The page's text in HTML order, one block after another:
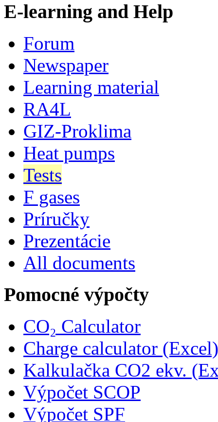
E-learning and Help
Forum
Newspaper
Learning material
RA4L
GIZ-Proklima
Heat pumps
Tests
F gases
Príručky
Prezentácie
All documents
Pomocné výpočty
CO₂ Calculator
Charge calculator (Excel)
Kalkulačka CO2 ekv.
Výpočet SCOP
Výpočet SPF